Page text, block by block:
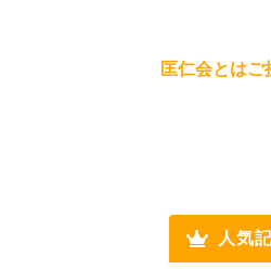
匡仁会とはご
人気